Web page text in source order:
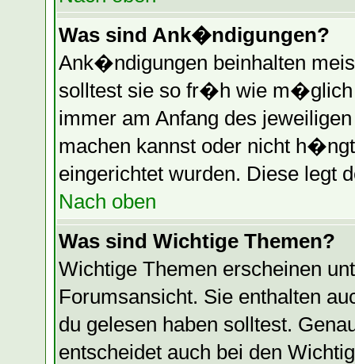
Was sind Ank�ndigungen?
Ank�ndigungen beinhalten
solltest sie so fr�h wie
immer am Anfang des
machen kannst oder nicht
eingerichtet wurden. Diese legt
Nach oben
Was sind Wichtige Themen?
Wichtige Themen erscheinen
Forumsansicht. Sie enthalten
du gelesen haben solltest.
entscheidet auch bei den